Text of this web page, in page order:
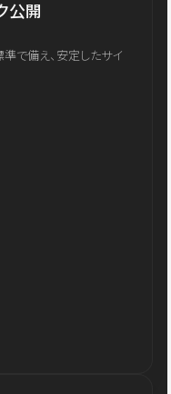
公開
で備え、安定したサイ